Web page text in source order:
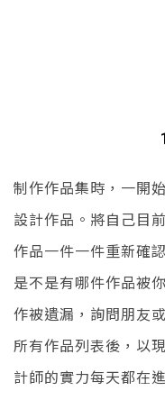
制作作品集時，一開
設計作品。將自己目
作品一件一件重新確
是不是有哪件作品被
作被遺漏，詢問朋友
所有作品列表後，以
計師的實力每天都在